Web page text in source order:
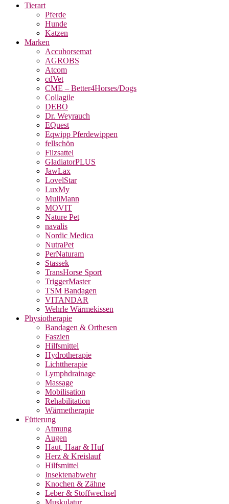
Tierart
Pferde
Hunde
Katzen
Marken
Accuhorsemat
AGROBS
Atcom
cdVet
CME – Better4Horses/Dogs
Collagile
DEBO
Dr. Weyrauch
EQuest
Eqwipp Pferdewippen
fellschön
Filzsattel
GladiatorPLUS
JawLax
LovelStar
LuxMy
MuliMann
MOVIT
Nature Pet
navalis
Nordic Medica
NutraPet
PerNaturam
Stassek
TransHorse Sport
TriggerMaster
TSM Bandagen
VITANDAR
Wehrle Wärmekissen
Physiotherapie
Bandagen & Orthesen
Faszien
Hilfsmittel
Hydrotherapie
Lichttherapie
Lymphdrainage
Massage
Mobilisation
Rehabilitation
Wärmetherapie
Fütterung
Atmung
Augen
Haut, Haar & Huf
Herz & Kreislauf
Hilfsmittel
Insektenabwehr
Knochen & Zähne
Leber & Stoffwechsel
Muskulatur